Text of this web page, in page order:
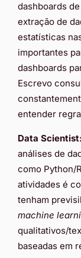
dashboards
extração de
estatísticas
importantes
dashboards
Escrevo
entender
Data Scientist:
análises de
como Python/
atividades é
tenham
machine
qualitativos/
baseadas em